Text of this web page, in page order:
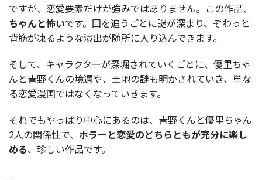
ですが、恋愛要素だけが強みではありません。この作品、
ちゃんと怖いです。回を追うごとに謎が深まり、ぞわっと
背筋が凍るような演出が随所に入り込んできます。
そして、キャラクターが深堀されていくごとに、優里ちゃ
んと青野くんの境遇や、土地の謎も明かされていき、単な
る恋愛漫画ではなくなっていきます。
それでもやっぱり中心にあるのは、青野くんと優里ちゃん
2人の関係性で、 ホラーと恋愛のどちらともが充分に楽し
める、珍しい作品です。